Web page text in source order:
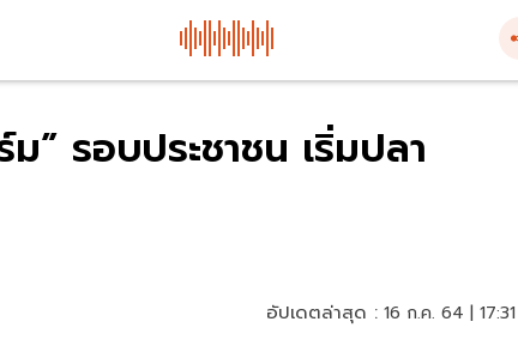
” รอบประชาชน เริ่มปลา
อัปเดตล่าสุด : 16 ก.ค. 64 |